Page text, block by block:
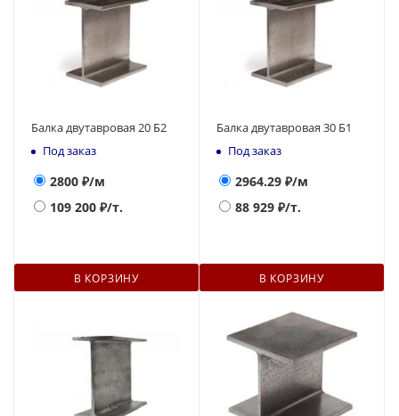
Балка двутавровая 20 Б2
Под заказ
2800 ₽/м
109 200 ₽/т.
В КОРЗИНУ
Балка двутавровая 30 Б1
Под заказ
2964.29 ₽/м
88 929 ₽/т.
В КОРЗИНУ